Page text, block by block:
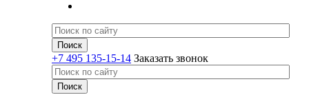
+7 495 135-15-14 Заказать звонок